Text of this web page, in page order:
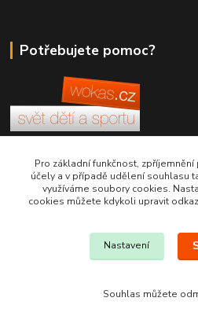
Potřebujete pomoc?
+420 380 830 198
wokas.online@yahoo.cz
Pro základní funkčnost,
účely a v případě udělení souhlasu
využíváme soubory cookies.
cookies můžete kdykoli upravit
Nastavení
Souhlas můžete